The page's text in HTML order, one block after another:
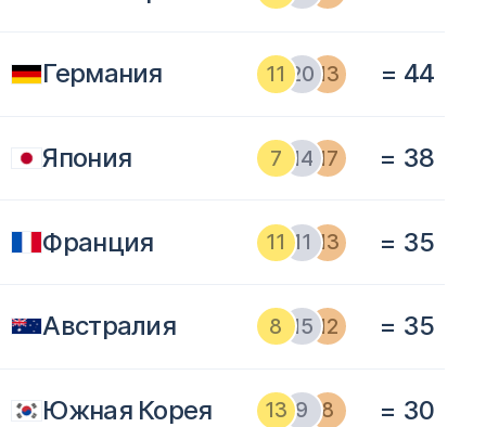
Германия 11 20 13 = 44
Япония 7 14 17 = 38
Франция 11 11 13 = 35
Австралия 8 15 12 = 35
Южная Корея 13 9 8 = 30